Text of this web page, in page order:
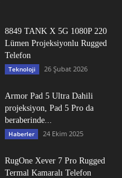
8849 TANK X 5G 1080P 220
Lümen Projeksiyonlu Rugged
Telefon
Teknoloji 26 Şubat 2026
Armor Pad 5 Ultra Dahili
projeksiyon, Pad 5 Pro da
beraberinde...
Haberler 24 Ekim 2025
RugOne Xever 7 Pro Rugged
Termal Kamaralı Telefon